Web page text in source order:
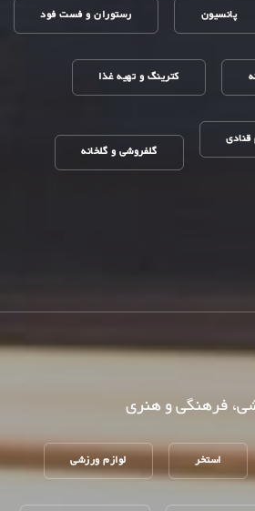
پانسیون رستوران و فست فود
کترینگ و تهیه غذا
گلفروشی و گلخانه
فرهنگی و هنری
استخر لوازم ورزشی